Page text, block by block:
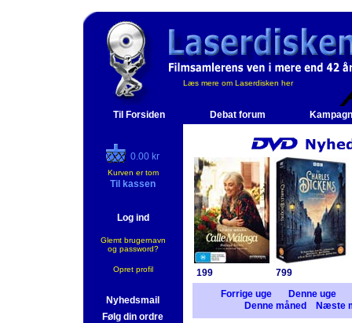
Til Forsiden Debat forum
Læs mere om Laserdisken her
0.00 kr
Kurven er tom
Til kassen
Log ind
Glemt brugernavn
og password?
Opret profil
Nyhedsmail
Følg din ordre
199
799
Forrige uge
Denne uge
Denne måned
Næste